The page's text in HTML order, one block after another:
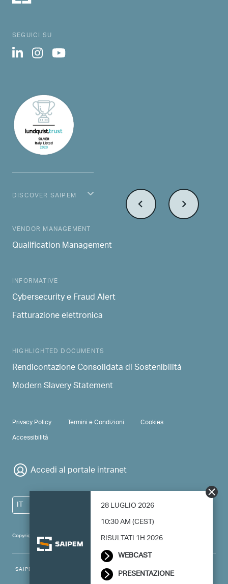
28 LUGLIO 2026
10:30 AM (CEST)
RISULTATI 1H 2026
WEBCAST
PRESENTAZIONE
SEGUICI SU
DISCOVER SAIPEM
MAIN NAVIGATION
VENDOR MANAGEMENT
Qualification Management
INFORMATIVE
Cybersecurity e Fraud Alert
Fatturazione elettronica
HIGHLIGHTED DOCUMENTS
Rendicontazione Consolidata di Sostenibilità
Modern Slavery Statement
Copyright 2024 Saipem - All right reserved
PRIVACY & TERMS
Privacy Policy Termini e Condizioni
Cookies
Accessibilità
Accedi al portale intranet
IT
SAIPEM SpA - Registered office: Via Luigi Russolo, 5, 20138, Milano -